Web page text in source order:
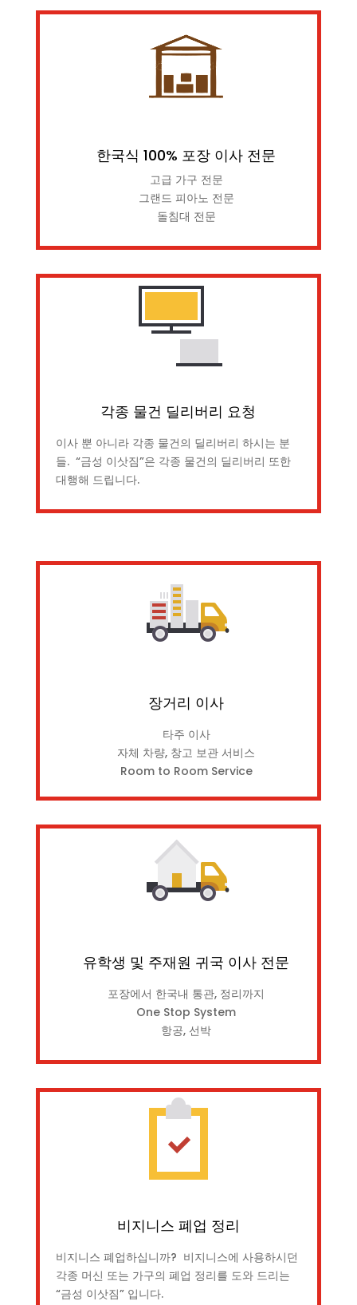
한국식 100% 포장 이사 전문
고급 가구 전문
그랜드 피아노 전문
돌침대 전문
각종 물건 딜리버리 요청
이사 뿐 아니라 각종 물건의 딜리버리 하시는 분
들. “금성 이삿짐”은 각종 물건의 딜리버리 또한
대행해 드립니다.
장거리 이사
타주 이사
자체 차량, 창고 보관 서비스
Room to Room Service
유학생 및 주재원 귀국 이사 전문
포장에서 한국내 통관, 정리까지
One Stop System
항공, 선박
비지니스 폐업 정리
비지니스 폐업하십니까? 비지니스에 사용하시던
각종 머신 또는 가구의 폐업 정리를 도와 드리는
“금성 이삿짐” 입니다.